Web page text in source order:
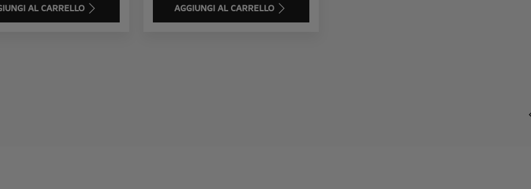
AL CARRELLO AGGIUNGI AL CARRELLO